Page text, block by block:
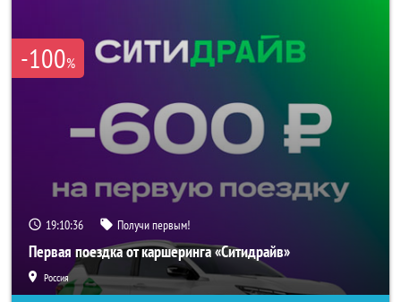
-100%
19:10:34 Получи первым!
Первая поездка от каршеринга «Ситидрайв»
Россия